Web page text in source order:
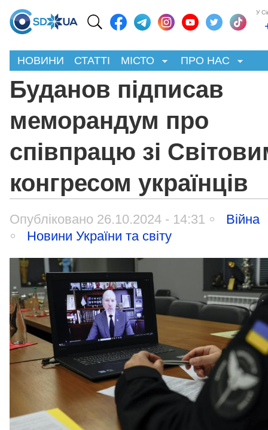
У
НОВИНИ СТАТТІ МІСТО ПРО НАС
Буданов підписав
меморандум про
співпрацю зі
конгресом українців
Опубліковано 26.10.2024 - 14:31
Війна
Новини України та світу